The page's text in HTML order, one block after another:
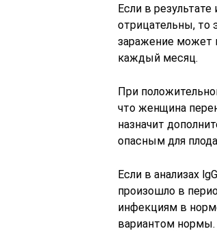
Если в
отрицательны, то
заражение может
каждый месяц.
При
что женщина
назначит
опасным для
Если в анализах
произошло в
инфекциям в
вариантом нормы.